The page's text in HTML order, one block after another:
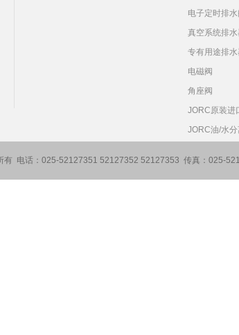
电子定时排水
真空系统排水
专有用途排水
电磁阀
角座阀
JORC原装进
JORC油/水分
有 电话：025-52127351 52127352 52127353 传真：025-